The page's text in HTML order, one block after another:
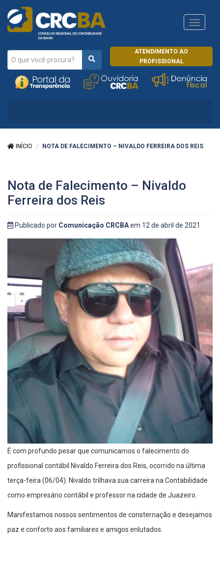
ATENDIMENTO AO
PROFISSIONAL
CRCRJ
INÍCIO NOTA DE FALECIMENTO – NIVALDO FERREIRA DOS REIS
Nota de Falecimento – Nivaldo
Ferreira dos Reis
Publicado por Comunicação CRCBAem 12 de abril de 2021
É com profundo pesar que comunicamos o falecimento do
profissional contábil Nivaldo Ferreira dos Reis, ocorrido na última
terça-feira (06/04). Nivaldo trilhava sua carreira na Contabilidade
como empresário contábil e professor na cidade de Juazeiro.
Manifestamos nossos sentimentos de consternação e desejamos
paz e conforto aos familiares e amigos enlutados.